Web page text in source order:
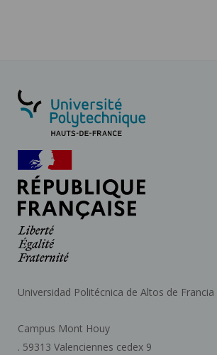
Universidad Politécnica de Altos de Francia
Campus Mont Houy
. 59313 Valenciennes cedex 9